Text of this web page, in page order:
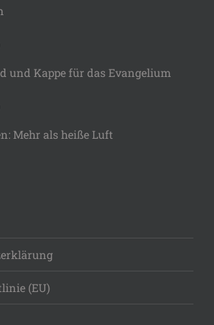
und Kappe für das Evangelium
Mehr als heiße Luft
(EU)